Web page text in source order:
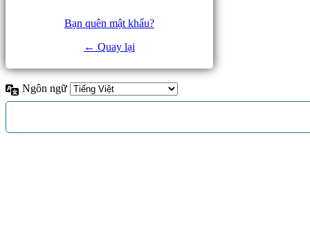
Bạn quên mật khẩu?
← Quay lại
Ngôn ngữ